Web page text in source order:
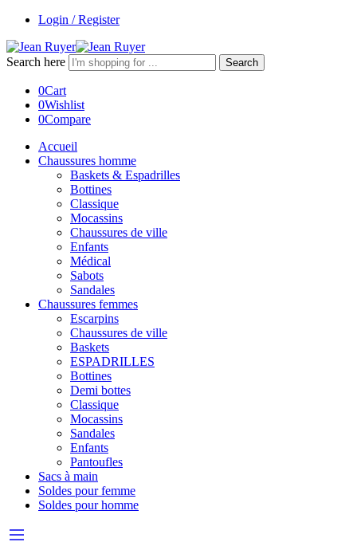
Login / Register
Search here Search
0Cart
0Wishlist
0Compare
Accueil
Chaussures homme
Baskets & Espadrilles
Bottines
Classique
Mocassins
Chaussures de ville
Enfants
Médical
Sabots
Sandales
Chaussures femmes
Escarpins
Chaussures de ville
Baskets
ESPADRILLES
Bottines
Demi bottes
Classique
Mocassins
Sandales
Enfants
Pantoufles
Sacs à main
Soldes pour femme
Soldes pour homme